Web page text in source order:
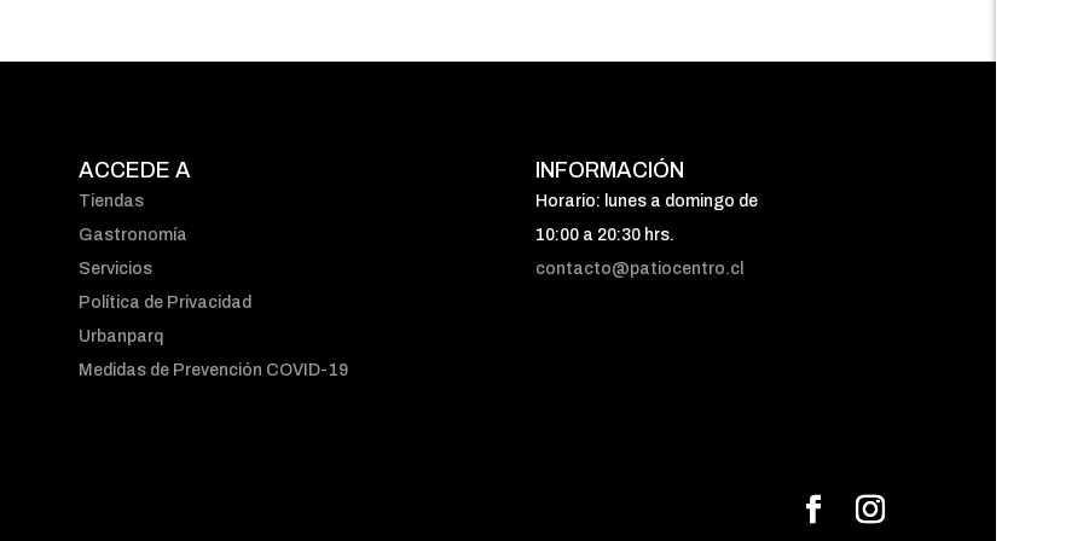
ACCEDE A
Tiendas
Gastronomía
Servicios
Política de Privacidad
Urbanparq
Medidas de Prevención COVID-19
INFORMACIÓN
Horario: lunes a domingo de
10:00 a 20:30 hrs.
contacto@patiocentro.cl